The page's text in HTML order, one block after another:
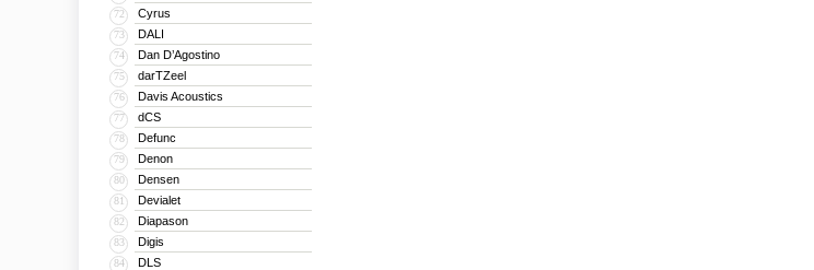
72 Cyrus
73 DALI
74 Dan D’Agostino
75 darTZeel
76 Davis Acoustics
77 dCS
78 Defunc
79 Denon
80 Densen
81 Devialet
82 Diapason
83 Digis
84 DLS